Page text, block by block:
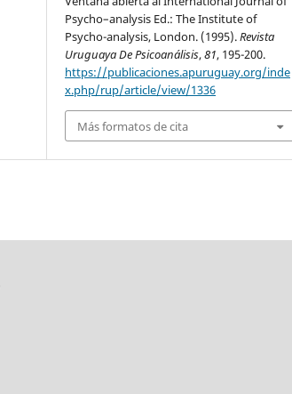
Psycho–analysis Ed.: The Institute of
Psycho-analysis, London. (1995).Revista
Uruguaya De Psicoanálisis,81, 195-200.
https://publicaciones.apuruguay.org/inde
x.php/rup/article/view/1336
Más formatos de cita